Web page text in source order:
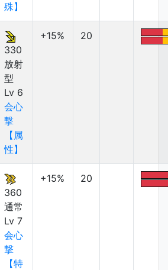
殊】
330
放射
型
Lv 6
会心
撃
【属
性】
+15% 20
360
通常
Lv 7
会心
撃
【特
+15% 20